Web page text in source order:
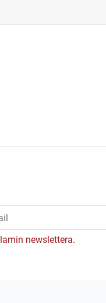
newslettera.